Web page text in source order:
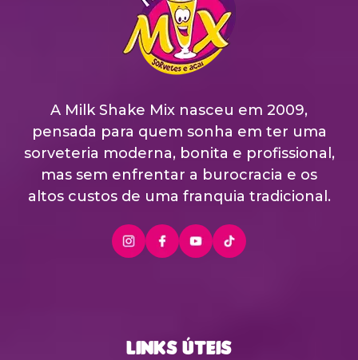
A Milk Shake Mix nasceu em 2009,
pensada para quem sonha em ter uma
sorveteria moderna, bonita e profissional,
mas sem enfrentar a burocracia e os
altos custos de uma franquia tradicional.
Links Úteis